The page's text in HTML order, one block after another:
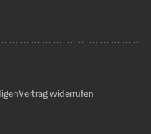
Vertrag widerrufen